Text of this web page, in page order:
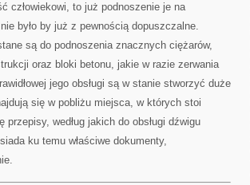
człowiekowi, to już podnoszenie je na
było by już z pewnością dopuszczalne.
są do podnoszenia znacznych ciężarów,
oraz bloki betonu, jakie w razie zerwania
jego obsługi są w stanie stworzyć duże
się w pobliżu miejsca, w których stoi
według jakich do obsługi dźwigu
ku temu właściwe dokumenty,